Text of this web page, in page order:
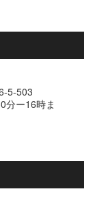
5-503
分ー16時ま